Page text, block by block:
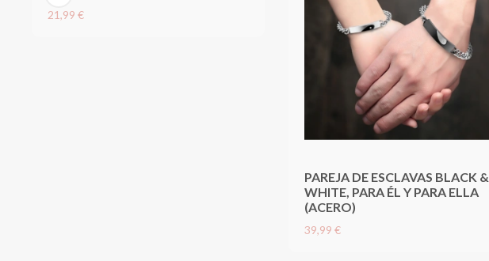
21,99 €
PAREJA DE ESCLAVAS BLACK &
WHITE, PARA ÉL Y PARA ELLA
(ACERO)
39,99 €